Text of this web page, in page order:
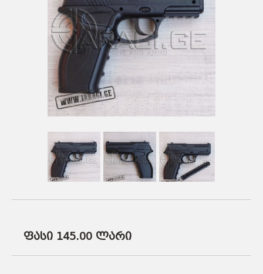
ᲐᲛᲣᲜᲘᲪᲘᲐ
ᲐᲥᲡᲔᲡᲣᲐᲠᲔᲑᲘ
ᲛᲨᲕᲘᲚᲓᲘᲡᲠᲔᲑᲘ
ᲐᲛᲣᲜᲘᲪᲘᲐ
ᲐᲥᲡᲔᲡᲣᲐᲠᲔᲑᲘ
ᲡᲐᲡᲐᲠᲒᲔᲑᲚᲝ ᲑᲛᲣᲚᲔᲑᲘ
ფასი 145.00 ლარი